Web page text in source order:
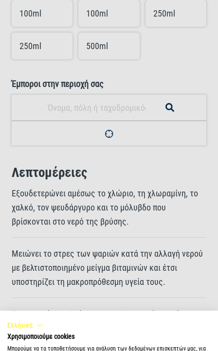
100ml 100ml 250ml
250ml 500ml
Έμποροι στην περιοχή σας
Λεπτομέρειες
Εξουδετερώνει αμέσως το χλώριο, τη χλωραμίνη, το
χαλκό, τον ψευδάργυρο και το μόλυβδο που
βρίσκονται στο νερό της βρύσης.
Μειώνει το στρες των ψαριών κατά την αλλαγή νερού
με βελτιστοποιημένο μείγμα βιταμινών και έτσι
υποστηρίζει τη μακροπρόθεσμη υγεία τους.
Προστατεύει τα βράγχια και τη βλεννογόνο με ένα
φυσικό φυτικό εκχύλισμα
Ελληνικά
Χρησιμοποιούμε cookies
Μπορούμε να τα τοποθετήσουμε για ανάλυση των δεδομένων επισκεπτών μας, για